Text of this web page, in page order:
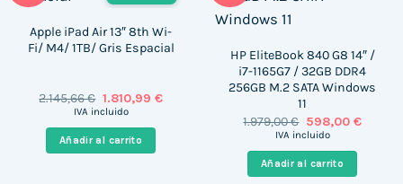
Apple iPad Air 13″ 8th Wi-
Fi/ M4/ 1TB/ Gris Espacial
2.145,66€ El
precio
era:
2.145,66 €.
1.810,99 €El
IVA incluido
Añadir al carrito
HP EliteBook 840 G8 14″ /
i7-1165G7 / 32GB DDR4
256GB M.2 SATA Windows
11
1.979,00€ El
precio
era:
1.979,00 €.
598,00 €El
IVA incluido
Añadir al carrito